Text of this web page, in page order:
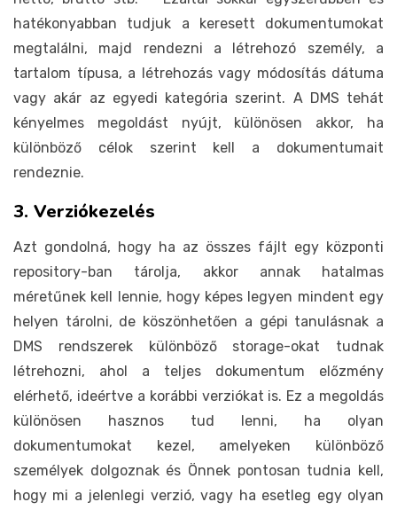
hatékonyabban tudjuk a keresett dokumentumokat
megtalálni, majd rendezni a létrehozó személy, a
tartalom típusa, a létrehozás vagy módosítás dátuma
vagy akár az egyedi kategória szerint. A DMS tehát
kényelmes megoldást nyújt, különösen akkor, ha
különböző célok szerint kell a dokumentumait
rendeznie.
3. Verziókezelés
Azt gondolná, hogy ha az összes fájlt egy központi
repository-ban tárolja, akkor annak hatalmas
méretűnek kell lennie, hogy képes legyen mindent egy
helyen tárolni, de köszönhetően a gépi tanulásnak a
DMS rendszerek különböző storage-okat tudnak
létrehozni, ahol a teljes dokumentum előzmény
elérhető, ideértve a korábbi verziókat is. Ez a megoldás
különösen hasznos tud lenni, ha olyan
dokumentumokat kezel, amelyeken különböző
személyek dolgoznak és Önnek pontosan tudnia kell,
hogy mi a jelenlegi verzió, vagy ha esetleg egy olyan